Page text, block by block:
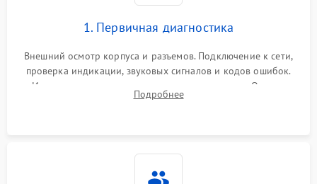
1. Первичная диагностика
Внешний осмотр корпуса и разъемов. Подключение к сети,
проверка индикации, звуковых сигналов и кодов ошибок.
Измерение входного и выходного напряжения. Оценка
реакции ИБП на отключение основного питания без
Подробнее